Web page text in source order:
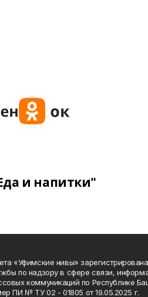
и напитки"
«Уфимские нивы»
по надзору в сфере связи,
коммуникаций по Республике
ПИ № ТУ 02 - 01805 от 19.05.2025 г.